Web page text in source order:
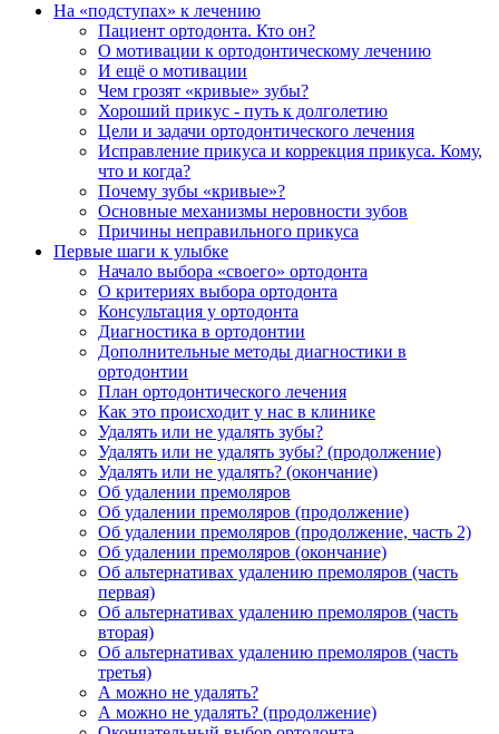
На «подступах» к лечению
Пациент ортодонта. Кто он?
О мотивации к ортодонтическому лечению
И ещё о мотивации
Чем грозят «кривые» зубы?
Хороший прикус - путь к долголетию
Цели и задачи ортодонтического лечения
Исправление прикуса и коррекция прикуса. Кому,
что и когда?
Почему зубы «кривые»?
Основные механизмы неровности зубов
Причины неправильного прикуса
Первые шаги к улыбке
Начало выбора «своего» ортодонта
О критериях выбора ортодонта
Консультация у ортодонта
Диагностика в ортодонтии
Дополнительные методы диагностики в
ортодонтии
План ортодонтического лечения
Как это происходит у нас в клинике
Удалять или не удалять зубы?
Удалять или не удалять зубы? (продолжение)
Удалять или не удалять? (окончание)
Об удалении премоляров
Об удалении премоляров (продолжение)
Об удалении премоляров (продолжение, часть 2)
Об удалении премоляров (окончание)
Об альтернативах удалению премоляров (часть
первая)
Об альтернативах удалению премоляров (часть
вторая)
Об альтернативах удалению премоляров (часть
третья)
А можно не удалять?
А можно не удалять? (продолжение)